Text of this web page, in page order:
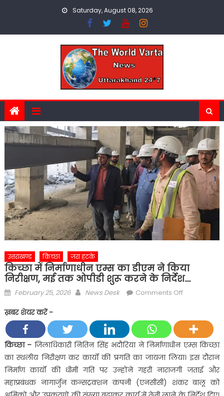
Saturday, August 08, 2026
उत्तराखण्ड किच्छा ज़रा हटके
किच्छा में निर्माणाधीन एम्स का डीएम ने किया
निरीक्षण, मई तक ओपीडी शुरू करने के निर्देश….
Posted
February 25, 2026 Author
News Desk Comments Offon
निर्माणाधीन
एम्स
का
डीएम
किया
ख़बर शेयर करें -
किच्छा– जिलाधिकारी नितिन सिंह भदौरिया ने निर्माणाधीन एम्स किच्छा
का स्थलीय निरीक्षण कर कार्यों की प्रगति का जायजा लिया। इस दौरान
निर्माण कार्यों की धीमी गति पर उन्होंने गहरी नाराजगी जताई और
महाप्रबंधक नागार्जुन कन्सट्रक्शन कंपनी (एनसीसी) शंकर बालू को